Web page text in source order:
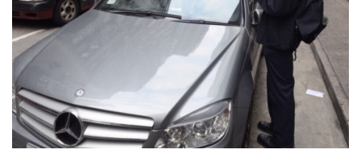
Enterprise Digital Transformation
特集